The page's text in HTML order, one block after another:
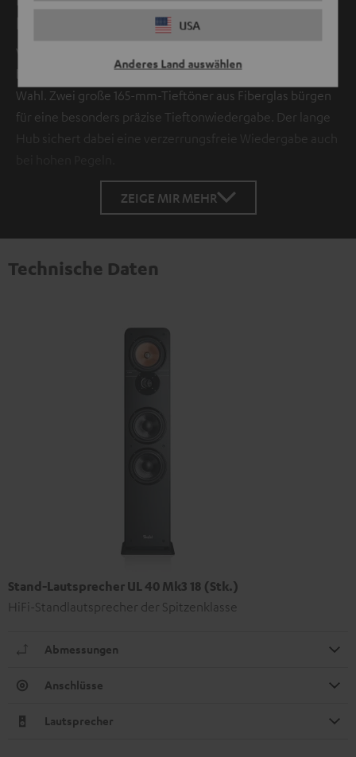
USA
Anderes Land auswählen
Vor allem wenn du auf der Suche nach richtig sattem Bass
bist, ist dieser Vollbereichs-Lautsprecher die richtige
Wahl. Zwei große 165-mm-Tieftöner aus Fiberglas bürgen
für eine besonders präzise Tieftonwiedergabe. Der lange
Hub sichert dabei eine verzerrungsfreie Wiedergabe auch
ZEIGE MIR MEHR
Technische Daten
Stand-Lautsprecher UL 40 Mk3 18 (Stk.)
HiFi-Standlautsprecher der Spitzenklasse
Abmessungen
Anschlüsse
Lautsprecher